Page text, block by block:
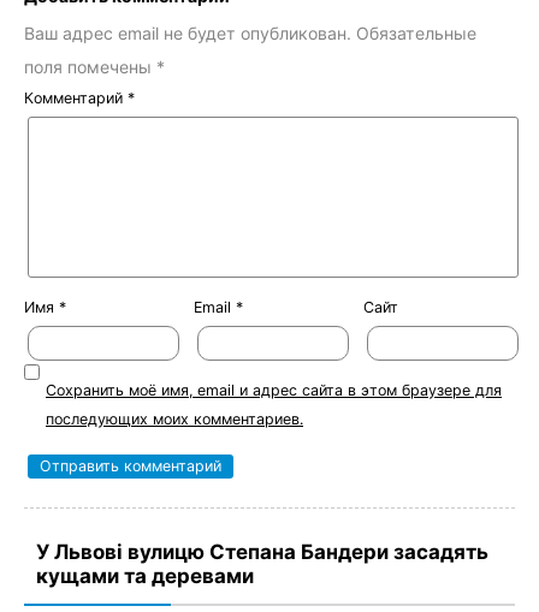
Ваш адрес email не будет опубликован. Обязательные
поля помечены *
Комментарий *
Имя * Email * Сайт
Сохранить моё имя, email и адрес сайта в этом браузере для
последующих моих комментариев.
У Львові вулицю Степана Бандери засадять
кущами та деревами